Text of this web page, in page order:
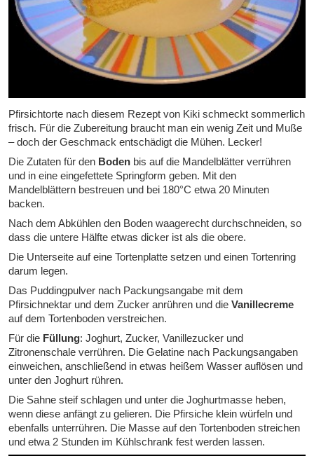
Pfirsichtorte nach diesem Rezept von Kiki schmeckt sommerlich
frisch. Für die Zubereitung braucht man ein wenig Zeit und Muße
– doch der Geschmack entschädigt die Mühen. Lecker!
Die Zutaten für den Boden bis auf die Mandelblätter verrühren
und in eine eingefettete Springform geben. Mit den
Mandelblättern bestreuen und bei 180°C etwa 20 Minuten
backen.
Nach dem Abkühlen den Boden waagerecht durchschneiden, so
dass die untere Hälfte etwas dicker ist als die obere.
Die Unterseite auf eine Tortenplatte setzen und einen Tortenring
darum legen.
Das Puddingpulver nach Packungsangabe mit dem
Pfirsichnektar und dem Zucker anrühren und die Vanillecreme
auf dem Tortenboden verstreichen.
Für die Füllung: Joghurt, Zucker, Vanillezucker und
Zitronenschale verrühren. Die Gelatine nach Packungsangaben
einweichen, anschließend in etwas heißem Wasser auflösen und
unter den Joghurt rühren.
Die Sahne steif schlagen und unter die Joghurtmasse heben,
wenn diese anfängt zu gelieren. Die Pfirsiche klein würfeln und
ebenfalls unterrühren. Die Masse auf den Tortenboden streichen
und etwa 2 Stunden im Kühlschrank fest werden lassen.